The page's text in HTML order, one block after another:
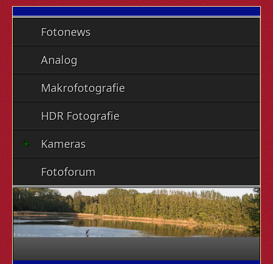
Fotonews
Analog
Makrofotografie
HDR Fotografie
Kameras
Fotoforum